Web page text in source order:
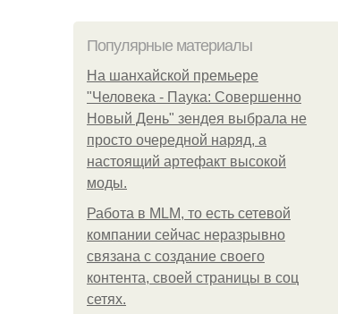
Популярные материалы
На шанхайской премьере
"Человека - Паука: Совершенно
Новый День" зендея выбрала не
просто очередной наряд, а
настоящий артефакт высокой
моды.
Работа в MLM, то есть сетевой
компании сейчас неразрывно
связана с создание своего
контента, своей страницы в соц
сетях.